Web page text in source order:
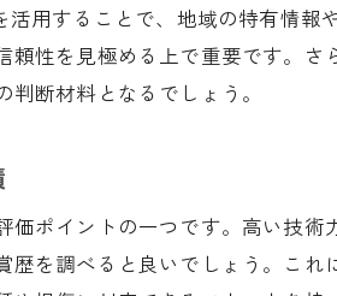
用することで、地域の特有情
性を見極める上で重要です。
断材料となるでしょう。
ポイントの一つです。高い技
を調べると良いでしょう。こ